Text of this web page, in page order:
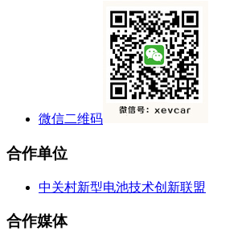
微信二维码
合作单位
中关村新型电池技术创新联盟
合作媒体